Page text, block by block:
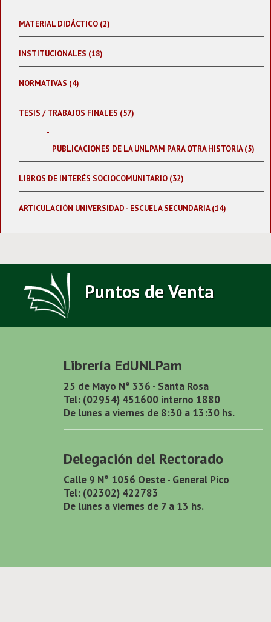
MATERIAL DIDÁCTICO (2)
INSTITUCIONALES (18)
NORMATIVAS (4)
TESIS / TRABAJOS FINALES (57)
PUBLICACIONES DE LA UNLPAM PARA OTRA HISTORIA (5)
LIBROS DE INTERÉS SOCIOCOMUNITARIO (32)
ARTICULACIÓN UNIVERSIDAD - ESCUELA SECUNDARIA (14)
Puntos de Venta
Librería EdUNLPam
25 de Mayo N° 336 - Santa Rosa
Tel: (02954) 451600 interno 1880
De lunes a viernes de 8:30 a 13:30 hs.
Delegación del Rectorado
Calle 9 N° 1056 Oeste - General Pico
Tel: (02302) 422783
De lunes a viernes de 7 a 13 hs.